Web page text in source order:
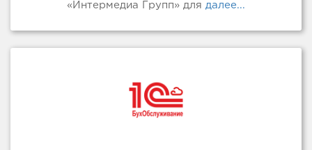
«Интермедиа Групп» для далее...